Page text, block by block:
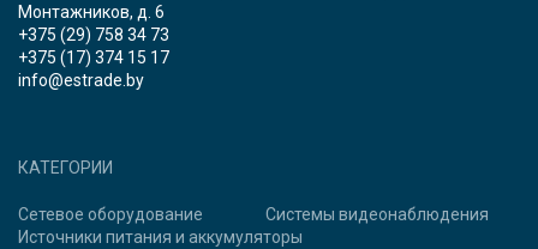
Монтажников, д. 6
+375 (29) 758 34 73
+375 (17) 374 15 17
info@estrade.by
КАТЕГОРИИ
Сетевое оборудование
Системы видеонаблюдения
Источники питания и аккумуляторы